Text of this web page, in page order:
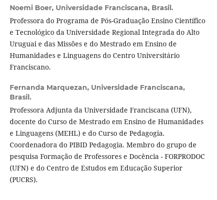
Noemi Boer, Universidade Franciscana, Brasil.
Professora do Programa de Pós-Graduação Ensino Científico
e Tecnológico da Universidade Regional Integrada do Alto
Uruguai e das Missões e do Mestrado em Ensino de
Humanidades e Linguagens do Centro Universitário
Franciscano.
Fernanda Marquezan, Universidade Franciscana,
Brasil.
Professora Adjunta da Universidade Franciscana (UFN),
docente do Curso de Mestrado em Ensino de Humanidades
e Linguagens (MEHL) e do Curso de Pedagogia.
Coordenadora do PIBID Pedagogia. Membro do grupo de
pesquisa Formação de Professores e Docência - FORPRODOC
(UFN) e do Centro de Estudos em Educação Superior
(PUCRS).